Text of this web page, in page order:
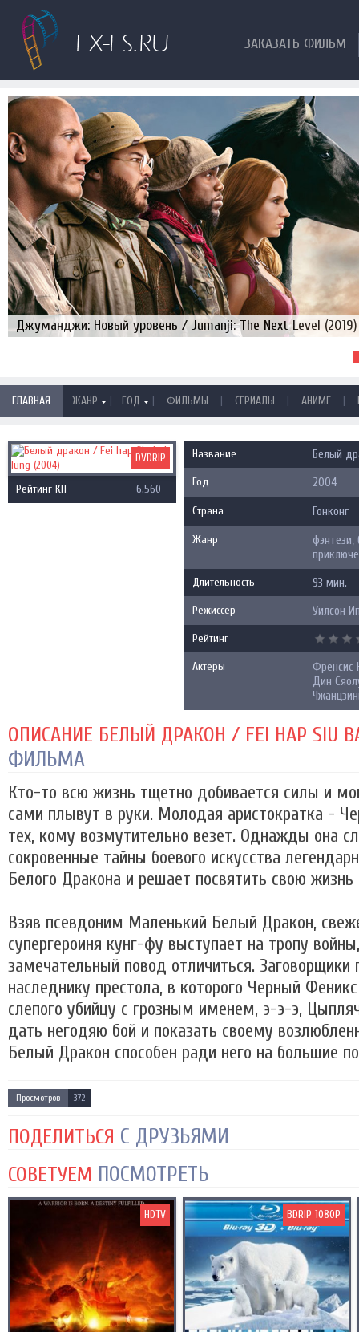
ЗАКАЗАТЬ ФИЛЬМ
Джуманджи: Новый уровень / Jumanji: The Next Level (2019)
ГЛАВНАЯ ЖАНР | ГОД | ФИЛЬМЫ | СЕРИАЛЫ | АНИМЕ |
DVDRIP
Рейтинг КП 6.560
Название Белый
Год 2004
Страна Гонконг
Жанр
Длительность 93 мин.
Режиссер Уилсон
Рейтинг
Актеры
Френсис
Дин
ОПИСАНИЕ БЕЛЫЙ ДРАКОН / FEI HAP SIU
ФИЛЬМА
Кто-то всю жизнь тщетно добивается силы и
сами плывут в руки. Молодая аристократка -
тех, кому возмутительно везет. Однажды она
сокровенные тайны боевого искусства
Белого Дракона и решает посвятить свою
Взяв псевдоним Маленький Белый Дракон,
супергероиня кунг-фу выступает на тропу
замечательный повод отличиться.
наследнику престола, в которого Черный
слепого убийцу с грозным именем, э-э-э,
дать негодяю бой и показать своему
Белый Дракон способен ради него на большие
Просмотров 372
ПОДЕЛИТЬСЯ С ДРУЗЬЯМИ
СОВЕТУЕМ ПОСМОТРЕТЬ
HDTV BDRIP 1080P